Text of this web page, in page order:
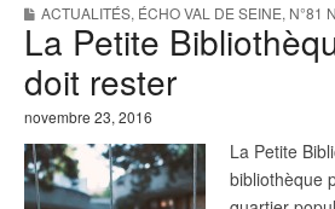
o
o
k
e
r
ACTUALITÉS, ÉCHO VAL DE SEINE, N°81
La Petite
doit rester
novembre 23, 2016
La Petite
bibliothèque